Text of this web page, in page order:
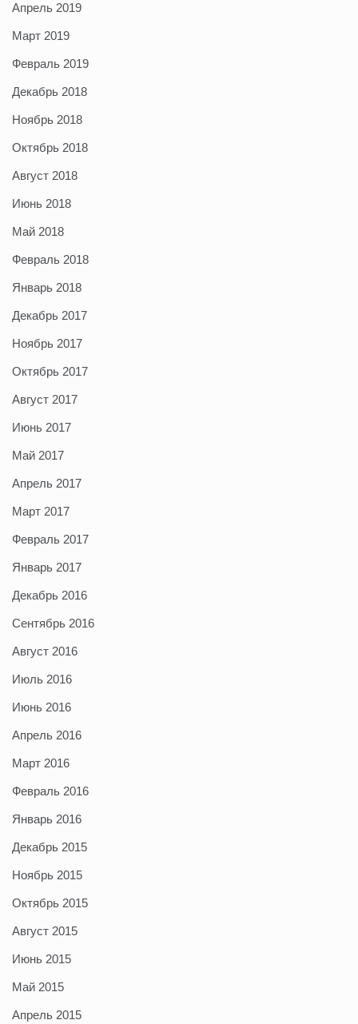
Апрель 2019
Март 2019
Февраль 2019
Декабрь 2018
Ноябрь 2018
Октябрь 2018
Август 2018
Июнь 2018
Май 2018
Февраль 2018
Январь 2018
Декабрь 2017
Ноябрь 2017
Октябрь 2017
Август 2017
Июнь 2017
Май 2017
Апрель 2017
Март 2017
Февраль 2017
Январь 2017
Декабрь 2016
Сентябрь 2016
Август 2016
Июль 2016
Июнь 2016
Апрель 2016
Март 2016
Февраль 2016
Январь 2016
Декабрь 2015
Ноябрь 2015
Октябрь 2015
Август 2015
Июнь 2015
Май 2015
Апрель 2015